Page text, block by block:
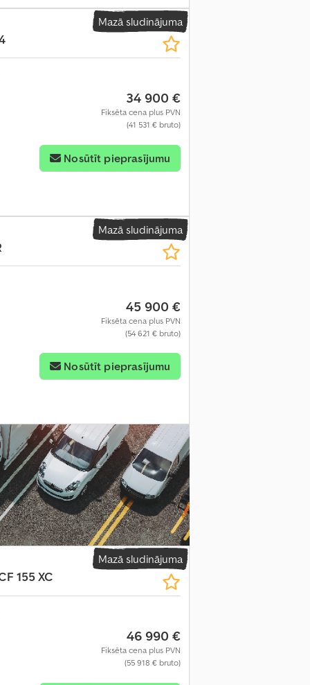
Mazā sludinājuma
34 900 €
Fiksēta cena plus PVN
(41 531 € bruto)
Nosūtīt pieprasījumu
Mazā sludinājuma
45 900 €
Fiksēta cena plus PVN
(54 621 € bruto)
Nosūtīt pieprasījumu
Mazā sludinājuma
155 XC
46 990 €
Fiksēta cena plus PVN
(55 918 € bruto)